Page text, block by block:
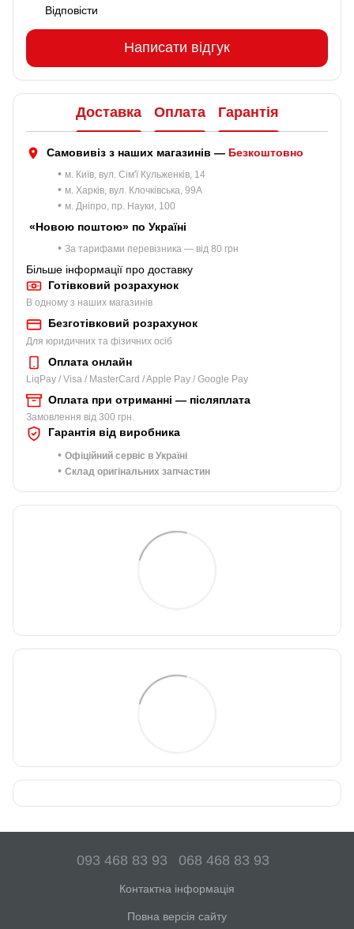
Відповісти
Написати відгук
Доставка Оплата Гарантія
Самовивіз з наших магазинів — Безкоштовно
• м. Київ, вул. Сім'ї Кульженків, 14
• м. Харків, вул. Клочківська, 99A
• м. Дніпро, пр. Науки, 100
«Новою поштою» по Україні
• За тарифами перевізника — від 80 грн
Більше інформації про доставку
Готівковий розрахунок
В одному з наших магазинів
Безготівковий розрахунок
Для юридичних та фізичних осіб
Оплата онлайн
LiqPay / Visa / MasterCard / Apple Pay / Google Pay
Оплата при отриманні — післяплата
Замовлення від 300 грн.
Гарантія від виробника
• Офіційний сервіс в Україні
• Склад оригінальних запчастин
093 468 83 93 068 468 83 93
Контактна інформація
Повна версія сайту